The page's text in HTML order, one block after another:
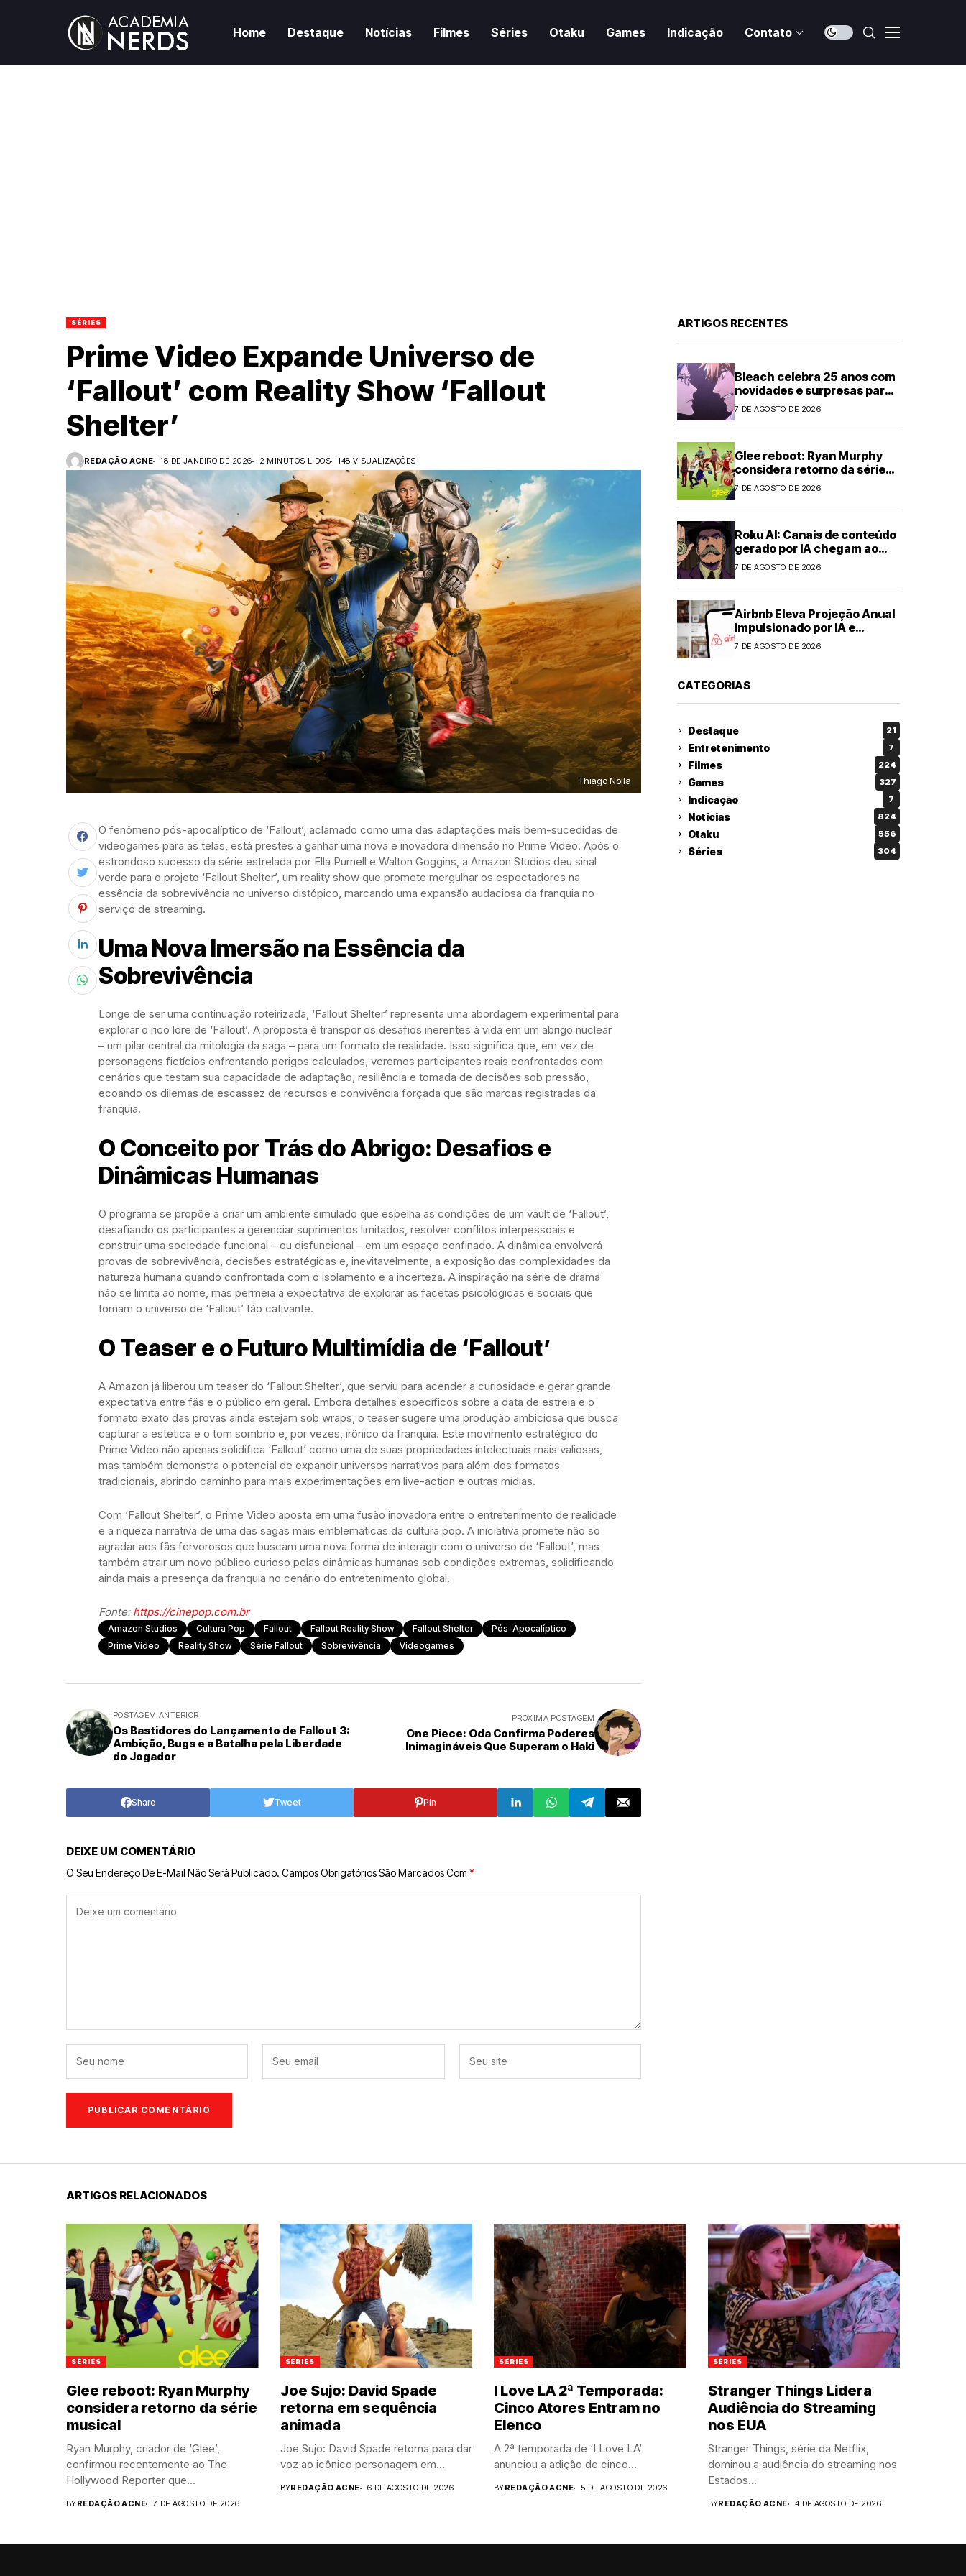
Home Destaque Notícias Filmes Séries Otaku Games Indicação Contato
SÉRIES
Prime Video Expande Universo de
‘Fallout’ com Reality Show ‘Fallout
Shelter’
REDAÇÃO ACNE 18 DE JANEIRO DE 2026 2 MINUTOS LIDOS 148 VISUALIZAÇÕES
Thiago Nolla
O fenômeno pós-apocalíptico de ‘Fallout’, aclamado como uma das adaptações mais bem-sucedidas de
videogames para as telas, está prestes a ganhar uma nova e inovadora dimensão no Prime Video. Após o
estrondoso sucesso da série estrelada por Ella Purnell e Walton Goggins, a Amazon Studios deu sinal
verde para o projeto ‘Fallout Shelter’, um reality show que promete mergulhar os espectadores na
essência da sobrevivência no universo distópico, marcando uma expansão audaciosa da franquia no
serviço de streaming.
Uma Nova Imersão na Essência da
Sobrevivência
Longe de ser uma continuação roteirizada, ‘Fallout Shelter’ representa uma abordagem experimental para
explorar o rico lore de ‘Fallout’. A proposta é transpor os desafios inerentes à vida em um abrigo nuclear
– um pilar central da mitologia da saga – para um formato de realidade. Isso significa que, em vez de
personagens fictícios enfrentando perigos calculados, veremos participantes reais confrontados com
cenários que testam sua capacidade de adaptação, resiliência e tomada de decisões sob pressão,
ecoando os dilemas de escassez de recursos e convivência forçada que são marcas registradas da
franquia.
O Conceito por Trás do Abrigo: Desafios e
Dinâmicas Humanas
O programa se propõe a criar um ambiente simulado que espelha as condições de um vault de ‘Fallout’,
desafiando os participantes a gerenciar suprimentos limitados, resolver conflitos interpessoais e
construir uma sociedade funcional – ou disfuncional – em um espaço confinado. A dinâmica envolverá
provas de sobrevivência, decisões estratégicas e, inevitavelmente, a exposição das complexidades da
natureza humana quando confrontada com o isolamento e a incerteza. A inspiração na série de drama
não se limita ao nome, mas permeia a expectativa de explorar as facetas psicológicas e sociais que
tornam o universo de ‘Fallout’ tão cativante.
O Teaser e o Futuro Multimídia de ‘Fallout’
A Amazon já liberou um teaser do ‘Fallout Shelter’, que serviu para acender a curiosidade e gerar grande
expectativa entre fãs e o público em geral. Embora detalhes específicos sobre a data de estreia e o
formato exato das provas ainda estejam sob wraps, o teaser sugere uma produção ambiciosa que busca
capturar a estética e o tom sombrio e, por vezes, irônico da franquia. Este movimento estratégico do
Prime Video não apenas solidifica ‘Fallout’ como uma de suas propriedades intelectuais mais valiosas,
mas também demonstra o potencial de expandir universos narrativos para além dos formatos
tradicionais, abrindo caminho para mais experimentações em live-action e outras mídias.
Com ‘Fallout Shelter’, o Prime Video aposta em uma fusão inovadora entre o entretenimento de realidade
e a riqueza narrativa de uma das sagas mais emblemáticas da cultura pop. A iniciativa promete não só
agradar aos fãs fervorosos que buscam uma nova forma de interagir com o universo de ‘Fallout’, mas
também atrair um novo público curioso pelas dinâmicas humanas sob condições extremas, solidificando
ainda mais a presença da franquia no cenário do entretenimento global.
Fonte: https://cinepop.com.br
Amazon Studios Cultura Pop Fallout Fallout Reality Show Fallout Shelter
Pós-Apocalíptico
Prime Video
Reality Show Série Fallout Sobrevivência Videogames
POSTAGEM ANTERIOR
Os Bastidores do Lançamento de Fallout 3:
Ambição, Bugs e a Batalha pela Liberdade
do Jogador
PRÓXIMA POSTAGEM
One Piece: Oda Confirma Poderes
Inimagináveis Que Superam o Haki
Share Tweet Pin
DEIXE UM COMENTÁRIO
O Seu Endereço De E-Mail Não Será Publicado. Campos Obrigatórios São Marcados Com *
ARTIGOS RECENTES
Bleach celebra 25 anos com
novidades e surpresas para
fãs
7 DE AGOSTO DE 2026
Glee reboot: Ryan Murphy
considera retorno da série
musical
7 DE AGOSTO DE 2026
Roku AI: Canais de conteúdo
gerado por IA chegam ao
streaming
7 DE AGOSTO DE 2026
Airbnb Eleva Projeção Anual
Impulsionado por IA e
Demanda Forte
7 DE AGOSTO DE 2026
CATEGORIAS
Destaque 21
Entretenimento 7
Filmes 224
Games 327
Indicação 7
Notícias 824
Otaku 556
Séries 304
ARTIGOS RELACIONADOS
SÉRIES
Glee reboot: Ryan Murphy
considera retorno da série
musical
Ryan Murphy, criador de ‘Glee’,
confirmou recentemente ao The
Hollywood Reporter que...
BYREDAÇÃO ACNE 7 DE AGOSTO DE 2026
SÉRIES
Joe Sujo: David Spade
retorna em sequência
animada
Joe Sujo: David Spade retorna para dar
voz ao icônico personagem em...
BYREDAÇÃO ACNE 6 DE AGOSTO DE 2026
SÉRIES
I Love LA 2ª Temporada:
Cinco Atores Entram no
Elenco
A 2ª temporada de ‘I Love LA’
anunciou a adição de cinco...
BYREDAÇÃO ACNE 5 DE AGOSTO DE 2026
SÉRIES
Stranger Things Lidera
Audiência do Streaming
nos EUA
Stranger Things, série da Netflix,
dominou a audiência do streaming nos
Estados...
BYREDAÇÃO ACNE 4 DE AGOSTO DE 2026